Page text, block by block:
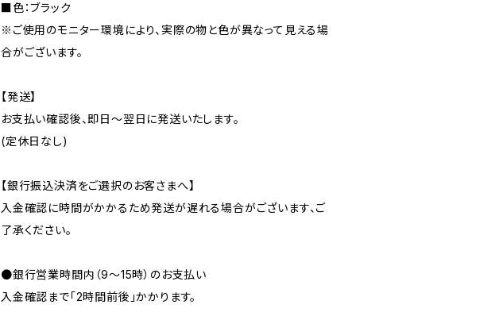
■色：ブラック
※ご使用のモニター環境により、実際の物と色が異なって見える場
合がございます。
【発送】
お支払い確認後、即日〜翌日に発送いたします。
(定休日なし)
【銀行振込決済をご選択のお客さまへ】
入金確認に時間がかかるため発送が遅れる場合がございます、ご
了承ください。
●銀行営業時間内（9〜15時）のお支払い
入金確認まで「2時間前後」かかります。